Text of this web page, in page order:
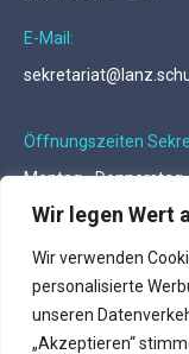
Wir legen Wert
Wir verwenden
personalisierte
unseren
„Akzeptieren“
E-Mail:
Öffnungszeiten
Montag - Donnerstag
Freitag … 07.00 –
Finden Sie uns auf:
opens
page
opens